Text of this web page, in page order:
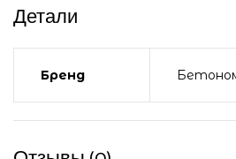
Детали
Бренд